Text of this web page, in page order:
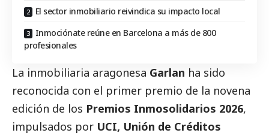
El sector inmobiliario reivindica su impacto local
Inmociónate reúne en Barcelona a más de 800
profesionales
La inmobiliaria aragonesa Garlan ha sido
reconocida con el primer premio de la novena
edición de los Premios Inmosolidarios 2026,
impulsados por UCI, Unión de Créditos